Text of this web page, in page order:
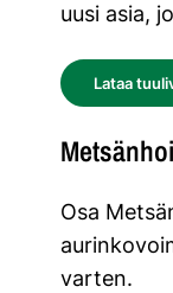
uusi asia,
Lataa
Osa
varten.